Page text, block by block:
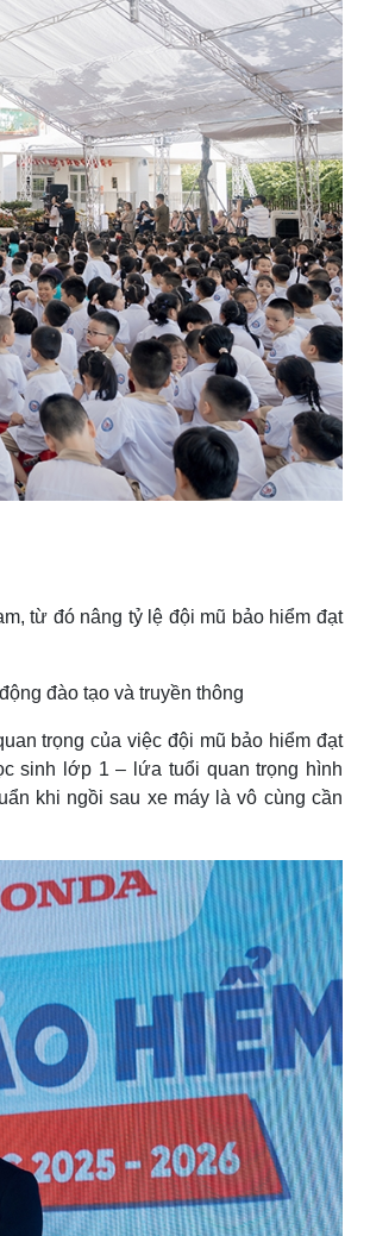
từ đó nâng tỷ lệ đội mũ bảo hiểm đạt
đào tạo và truyền thông
trọng của việc đội mũ bảo hiểm đạt
sinh lớp 1 – lứa tuổi quan trọng hình
khi ngồi sau xe máy là vô cùng cần